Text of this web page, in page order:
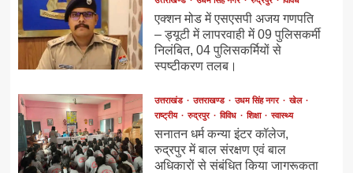
एक्शन मोड में एसएसपी अजय गणपति
– ड्यूटी में लापरवाही में 09 पुलिसकर्मी
निलंबित, 04 पुलिसकर्मियों से
स्पष्टीकरण तलब।
उत्तराखंड उत्तराखण्ड उधम सिंह नगर
खेल
राष्ट्रीय
रुद्रपुर विविध शिक्षा स्वास्थ्य
सनातन धर्म कन्या इंटर कॉलेज,
रुद्रपुर में बाल संरक्षण एवं बाल
अधिकारों से संबंधित किया जागरूकता